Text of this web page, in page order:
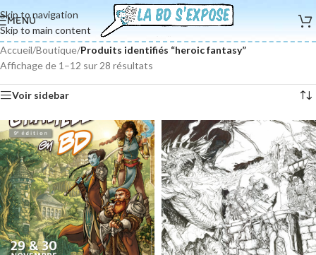
Skip to navigation
Skip to main content
MENU
Accueil/Boutique/Produits identifiés “heroic fantasy”
Affichage de 1–12 sur 28 résultats
Voir sidebar